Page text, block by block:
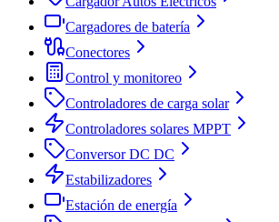
Cargadores de batería
Conectores
Control y monitoreo
Controladores de carga solar
Controladores solares MPPT
Conversor DC DC
Estabilizadores
Estación de energía